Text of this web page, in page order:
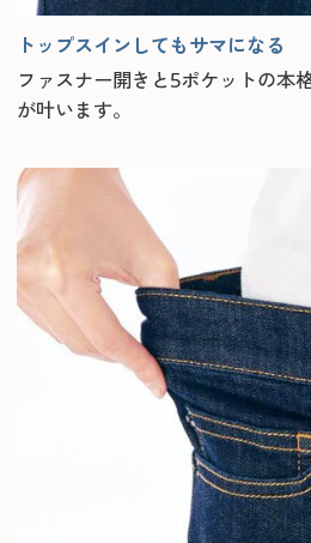
トップスインしてもサマになる
ファスナー開きと5ポケットの本
が叶います。